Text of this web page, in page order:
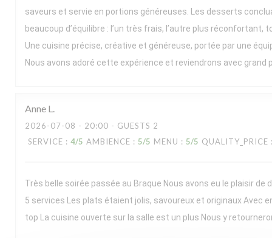
saveurs et servie en portions généreuses. Les desserts
beaucoup d’équilibre : l’un très frais, l’autre plus réconfortant,
Une cuisine précise, créative et généreuse, portée par une
Nous avons adoré cette expérience et reviendrons avec grand
Anne L
2026-07-08 - 20:00 - GUESTS 2
SERVICE : 4/5 AMBIENCE : 5/5 MENU : 5/5 QUALITY_PRICE
Très belle soirée passée au Braque Nous avons eu le plaisir de
5 services Les plats étaient jolis, savoureux et originaux Avec
top La cuisine ouverte sur la salle est un plus Nous y